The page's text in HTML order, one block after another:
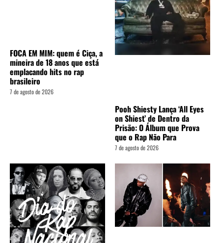
FOCA EM MIM: quem é Ciça, a
mineira de 18 anos que está
emplacando hits no rap
brasileiro
7 de agosto de 2026
Pooh Shiesty Lança ‘All Eyes
on Shiest’ de Dentro da
Prisão: O Álbum que Prova
que o Rap Não Para
7 de agosto de 2026